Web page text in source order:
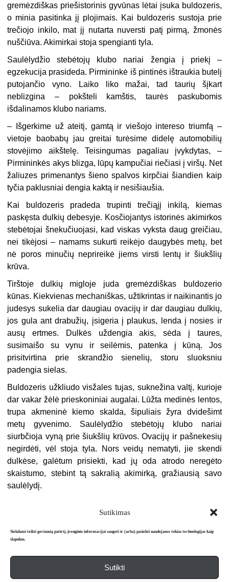
Sutikimas
Siekdami teikti geriausią patirtį, įrenginio informacijai saugoti ir (arba) pasiekti naudojame tokias technologijas kaip
slapukus.
Sutikti
gremėzdiškas priešistorinis gyvūnas lėtai įsuka buldozeris,
o minia pasitinka jį plojimais. Kai buldozeris sustoja prie
trečiojo inkilo, mat jį nutarta nuversti patį pirmą, žmonės
nuščiūva. Akimirkai stoja spengianti tyla.
Saulėlydžio stebėtojų klubo nariai žengia į priekį –
egzekucija prasideda. Pirmininkė iš pintinės ištraukia butelį
putojančio vyno. Laiko liko mažai, tad taurių šįkart
neblizgina – pokšteli kamštis, taurės paskubomis
išdalinamos klubo nariams.
– Išgerkime už ateitį, gamtą ir viešojo intereso triumfą –
vietoje baobabų jau greitai turėsime didelę automobilių
stovėjimo aikštelę. Teisingumas pagaliau įvykdytas, –
Pirmininkės akys blizga, lūpų kampučiai riečiasi į viršų. Net
žaliuzes primenantys šieno spalvos kirpčiai šiandien kaip
tyčia paklusniai dengia kaktą ir nesišiaušia.
Kai buldozeris pradeda trupinti trečiąjį inkilą, kiemas
paskęsta dulkių debesyje. Kosčiojantys istorinės akimirkos
stebėtojai šnekučiuojasi, kad viskas vyksta daug greičiau,
nei tikėjosi – namams sukurti reikėjo daugybės metų, bet
nė poros minučių neprireikė jiems virsti lentų ir šiukšlių
krūva.
Tirštoje dulkių migloje juda gremėzdiškas buldozerio
kūnas. Kiekvienas mechaniškas, užtikrintas ir naikinantis jo
judesys sukelia dar daugiau ovacijų ir dar daugiau dulkių,
jos gula ant drabužių, įsigeria į plaukus, lenda į nosies ir
ausų ertmes. Dulkės uždengia akis, sėda į taures,
susimaišo su vynu ir seilėmis, patenka į kūną. Jos
prisitvirtina prie skrandžio sienelių, storu sluoksniu
padengia sielas.
Buldozeris užkliudo visžales tujas, suknežina valtį, kurioje
dar vakar žėlė prieskoniniai augalai. Lūžta medinės lentos,
trupa akmeninė kiemo skalda, šipuliais žyra dvidešimt
metų gyvenimo. Saulėlydžio stebėtojų klubo nariai
siurbčioja vyną prie šiukšlių krūvos. Ovacijų ir pašnekesių
negirdėti, vėl stoja tyla. Nors veidų nematyti, jie skendi
dulkėse, galėtum prisiekti, kad jų oda atrodo neregėto
skaistumo, stebint tą sakralią akimirką, gražiausią savo
saulėlydį.